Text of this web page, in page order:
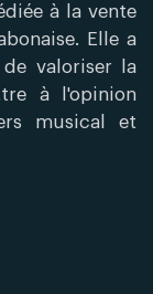
à la vente
Elle a
valoriser la
à l'opinion
musical et